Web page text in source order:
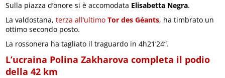
Sulla piazza d’onore si è accomodata Elisabetta Negra.
La valdostana,terza all’ultimoTor des Géants, ha timbrato un
ottimo secondo posto.
La rossonera ha tagliato il traguardo in 4h21’24”.
L’ucraina Polina Zakharova completa il podio
della 42 km